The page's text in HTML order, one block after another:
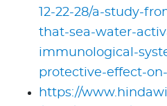
12-22-28/a-study-
that-sea-water-
immunological-
protective-effect-
https://